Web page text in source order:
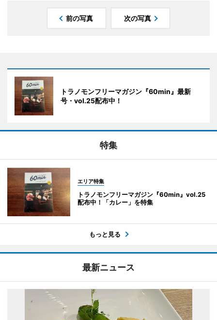
前の写真 次の写真
トラノモンフリーマガジン『60min』最新
号・vol.25配布中！
特集
エリア特集
トラノモンフリーマガジン『60min』vol.25
配布中！「カレー」を特集
もっと見る
最新ニュース